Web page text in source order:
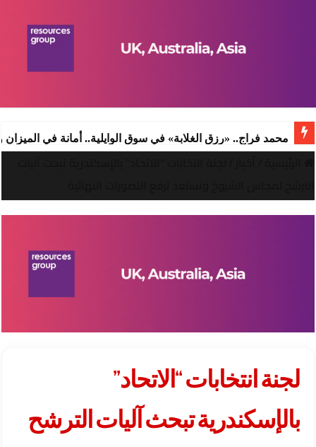
محمد فراج.. «رزق الغلابة» في سوق الوايلية.. أمانة في
لجنة انتخابات “الاتحاد”
بالإسكندرية تبحث آليات الترشح